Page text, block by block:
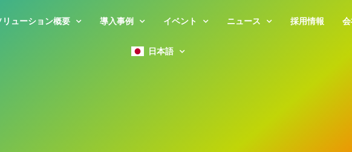
リューション概要 導入事例 イベント ニュース 採用情報
日本語